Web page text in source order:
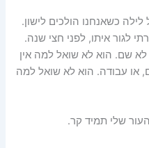
כשאנחנו הולכים לישון.
לגור איתו, לפני חצי שנה.
שם. הוא לא שואל למה אין
או עבודה. הוא לא שואל למה
שלי תמיד קר.